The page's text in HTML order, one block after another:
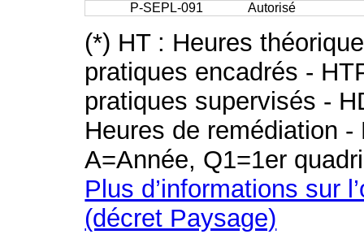
P-SEPL-091
Autorisé
(*) HT : Heures
pratiques encadrés -
pratiques supervisés -
Heures de remédiation
A=Année, Q1=1er
Plus d’informations sur
(décret Paysage)